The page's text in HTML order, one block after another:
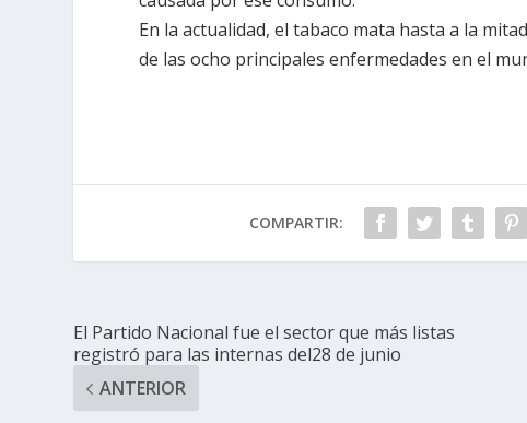
En la actualidad, el tabaco mata hasta a la
de las ocho principales enfermedades en el
COMPARTIR:
El Partido Nacional fue el sector que más listas
registró para las internas del28 de junio
ANTERIOR